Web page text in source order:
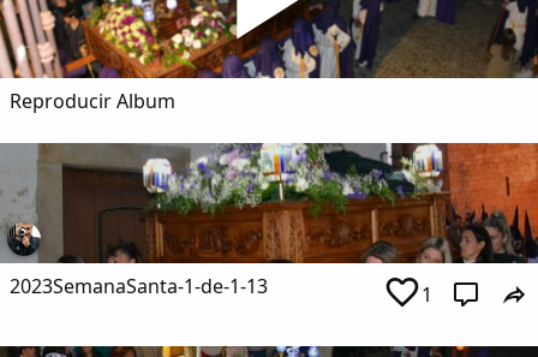
Apodos
Modo oscuro
Reproducir Album
2023SemanaSanta-1-de-1-13 1